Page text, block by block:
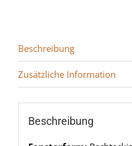
Beschreibung
Zusätzliche Information
Beschreibung